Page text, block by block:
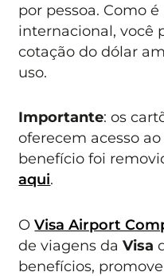
por pessoa. Como
internacional, você
cotação do dólar
uso.
Importante: os
oferecem acesso ao
benefício foi
aqui.
OVisa Airport
de viagens daVisa
benefícios,